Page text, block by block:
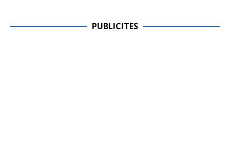
PUBLICITES